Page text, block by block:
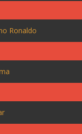
Ronaldo